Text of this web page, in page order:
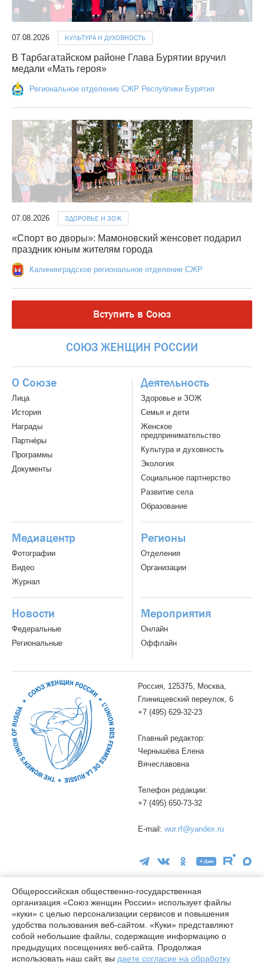
07.08.2026 КУЛЬТУРА И ДУХОВНОСТЬ
В Тарбагатайском районе Глава Бурятии вручил
медали «Мать героя»
Региональное отделение СЖР Республики Бурятия
07.08.2026 ЗДОРОВЬЕ И ЗОЖ
«Спорт во дворы»: Мамоновский женсовет подарил
праздник юным жителям города
Калининградское региональное отделение СЖР
Вступить в Союз
СОЮЗ ЖЕНЩИН РОССИИ
О Союзе
Лица
История
Награды
Партнёры
Программы
Документы
Деятельность
Здоровье и ЗОЖ
Семья и дети
Женское
предпринимательство
Культура и духовность
Экология
Социальное партнерство
Развитие села
Образование
Медиацентр
Фотографии
Видео
Журнал
Регионы
Отделения
Организации
Новости
Федеральные
Региональные
Мероприятия
Онлайн
Оффлайн
Россия, 125375, Москва,
Глинищевский переулок, 6
+7 (495) 629-32-23
Главный редактор:
Чернышёва Елена
Вячеславовна
Телефон редакции:
+7 (495) 650-73-32
E-mail: wur.rf@yandex.ru
16+
© wuor.ru Использование материалов сайта разрешается только
при указании ссылки на источник
Правовая информация
Общероссийская общественно-государственная
организация «Союз женщин России» использует файлы
«куки» с целью персонализации сервисов и повышения
удобства пользования веб-сайтом. «Куки» представляют
собой небольшие файлы, содержащие информацию о
предыдущих посещениях веб-сайта. Продолжая
использовать наш сайт, вы даете согласие на обработку